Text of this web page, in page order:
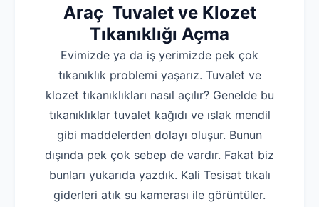
Araç Tuvalet ve Klozet
Tıkanıklığı Açma
Evimizde ya da iş yerimizde pek çok
tıkanıklık problemi yaşarız. Tuvalet ve
klozet tıkanıklıkları nasıl açılır? Genelde bu
tıkanıklıklar tuvalet kağıdı ve ıslak mendil
gibi maddelerden dolayı oluşur. Bunun
dışında pek çok sebep de vardır. Fakat biz
bunları yukarıda yazdık. Kali Tesisat tıkalı
giderleri atık su kamerası ile görüntüler.